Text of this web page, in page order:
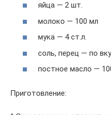
яйца — 2 шт.
молоко — 100 мл
мука — 4 ст.л.
соль, перец — по
постное масло —
Приготовление: